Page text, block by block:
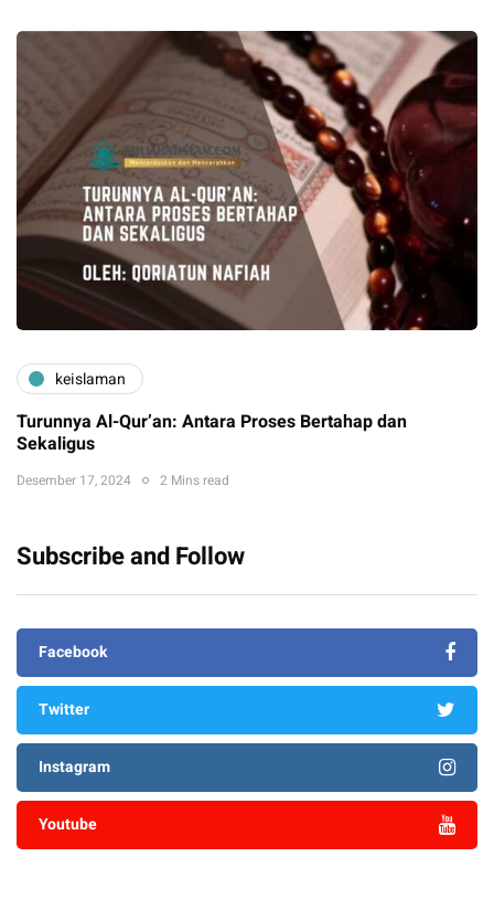
keislaman
Turunnya Al-Qur’an: Antara Proses Bertahap dan
Sekaligus
Desember 17, 2024 2 Mins read
Subscribe and Follow
Facebook
Twitter
Instagram
Youtube